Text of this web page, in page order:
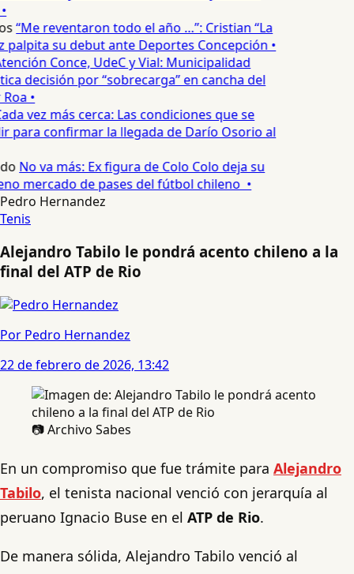
“Me reventaron todo el año …”: Cristian “La
palpita su debut ante Deportes Concepción •
Conce, UdeC y Vial: Municipalidad
decisión por “sobrecarga” en cancha del
•
vez más cerca: Las condiciones que se
para confirmar la llegada de Darío Osorio al
No va más: Ex figura de Colo Colo deja su
mercado de pases del fútbol chileno •
Pedro Hernandez
Tenis
Alejandro Tabilo le pondrá acento chileno a la
final del ATP de Rio
Por Pedro Hernandez
22 de febrero de 2026, 13:42
📷 Archivo Sabes
En un compromiso que fue trámite para Alejandro
Tabilo, el tenista nacional venció con jerarquía al
peruano Ignacio Buse en el ATP de Rio.
De manera sólida, Alejandro Tabilo venció al